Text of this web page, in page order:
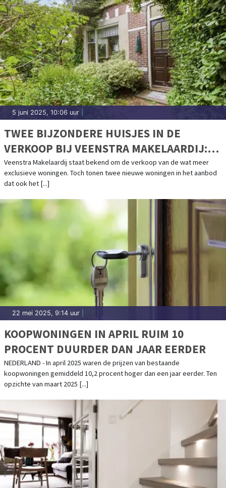
5 juni 2025, 10:06 uur
TWEE BIJZONDERE HUISJES IN DE
VERKOOP BIJ VEENSTRA MAKELAARDIJ:
KLEIN MAAR ZEKER NIET MINDER
INTERESSANT
Veenstra Makelaardij staat bekend om de verkoop van de wat meer
exclusieve woningen. Toch tonen twee nieuwe woningen in het aanbod
dat ook het [...]
22 mei 2025, 9:14 uur
KOOPWONINGEN IN APRIL RUIM 10
PROCENT DUURDER DAN JAAR EERDER
NEDERLAND - In april 2025 waren de prijzen van bestaande
koopwoningen gemiddeld 10,2 procent hoger dan een jaar eerder. Ten
opzichte van maart 2025 [...]